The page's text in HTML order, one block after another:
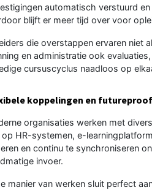
automatisch verstuurd
blijft er meer tijd over voor
die overstappen ervaren niet
en administratie ook
cursuscyclus naadloos op
koppelingen en
organisaties werken met
op HR-systemen, e-
en continu te synchroniseren
invoer.
manier van werken sluit perfect